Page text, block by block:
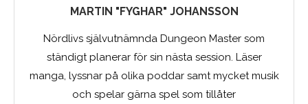
MARTIN "FYGHAR" JOHANSSON
Nördlivs självutnämnda Dungeon Master som
ständigt planerar för sin nästa session. Läser
manga, lyssnar på olika poddar samt mycket musik
och spelar gärna spel som tillåter